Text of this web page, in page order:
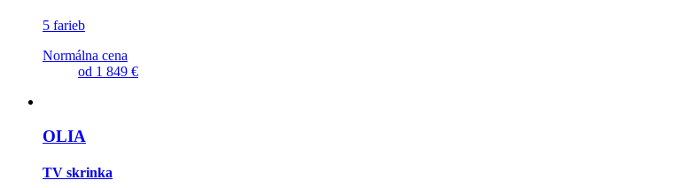
5 farieb
Normálna cena
od 1 849 €
OLIA
TV skrinka